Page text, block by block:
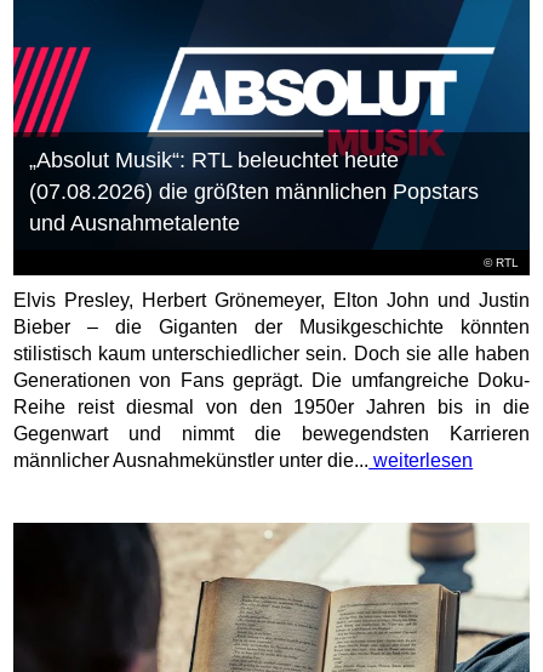
©RTL
„Absolut Musik“: RTL beleuchtet heute
(07.08.2026) die größten männlichen Popstars
und Ausnahmetalente
Elvis Presley, Herbert Grönemeyer, Elton John und Justin
Bieber – die Giganten der Musikgeschichte könnten
stilistisch kaum unterschiedlicher sein. Doch sie alle haben
Generationen von Fans geprägt. Die umfangreiche Doku-
Reihe reist diesmal von den 1950er Jahren bis in die
Gegenwart und nimmt die bewegendsten Karrieren
männlicher Ausnahmekünstler unter die... weiterlesen